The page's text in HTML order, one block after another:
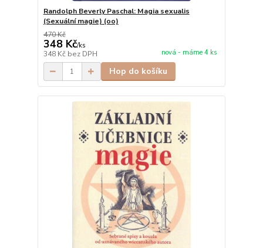
Randolph Beverly Paschal: Magia sexualis
(Sexuální magie) (oo)
470 Kč
348 Kč/ks
348 Kč bez DPH nová - máme 4 ks
Hop do košíku